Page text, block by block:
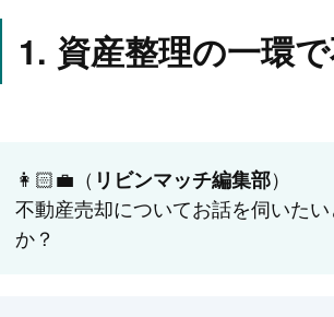
資産整理の一環
👩🏻‍💼（ リビンマッチ編集部）
不動産売却についてお話を伺いた
か？